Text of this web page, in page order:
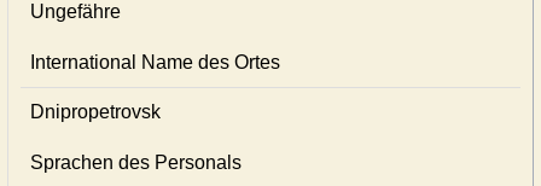
Ungefähre
International Name des Ortes
Dnipropetrovsk
Sprachen des Personals